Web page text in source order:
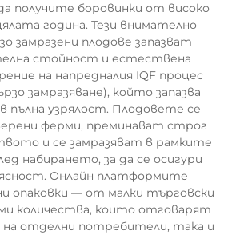
получите боровинки от високо
година. Тези внимателно
замразени плодове запазват
стойност и естествена
на напредналия IQF процес
замразяване), който запазва
пълна узрялост. Плодовете се
ферми, преминават строг
и се замразяват в рамките
набирането, за да се осигури
Онлайн платформите
опаковки — от малки търговски
количества, които отговарят
отделни потребители, така и